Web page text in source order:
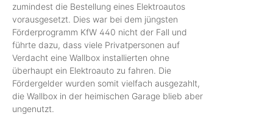
zumindest die Bestellung eines Elektroautos
vorausgesetzt. Dies war bei dem jüngsten
Förderprogramm KfW 440 nicht der Fall und
führte dazu, dass viele Privatpersonen auf
Verdacht eine Wallbox installierten ohne
überhaupt ein Elektroauto zu fahren. Die
Fördergelder wurden somit vielfach ausgezahlt,
die Wallbox in der heimischen Garage blieb aber
ungenutzt.